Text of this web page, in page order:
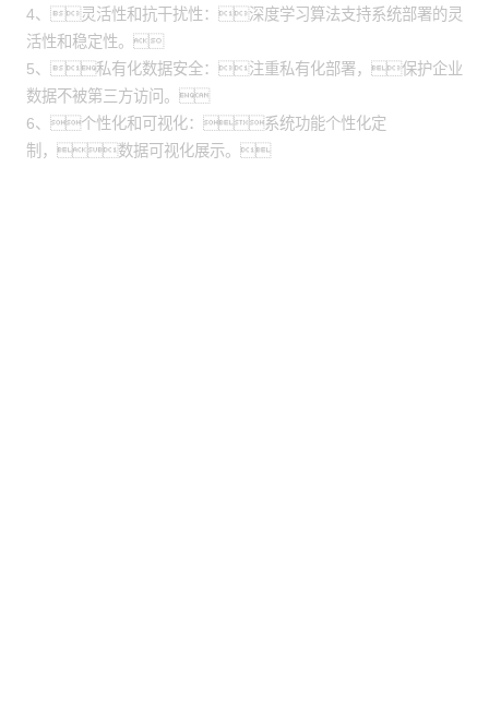
4、灵活性和抗干扰性：深度学习算法支持系统部署的灵
活性和稳定性。
5、私有化数据安全：注重私有化部署，保护企业
数据不被第三方访问。
6、个性化和可视化：系统功能个性化定
制，数据可视化展示。